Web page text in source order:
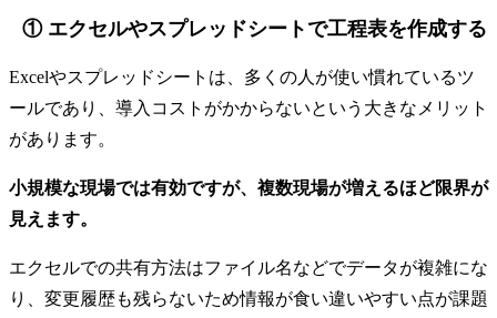
① エクセルやスプレッドシートで工程表を作成する
Excelやスプレッドシートは、多くの人が使い慣れているツ
ールであり、導入コストがかからないという大きなメリット
があります。
小規模な現場では有効ですが、複数現場が増えるほど限界が
見えます。
エクセルでの共有方法はファイル名などでデータが複雑にな
り、変更履歴も残らないため情報が食い違いやすい点が課題